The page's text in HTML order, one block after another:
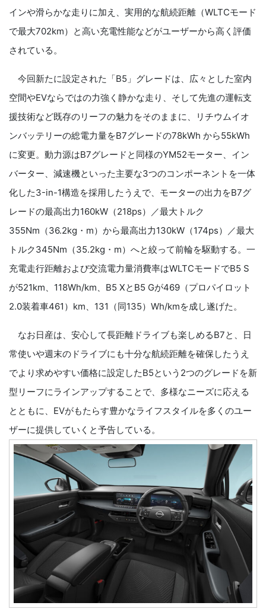
インや滑らかな走りに加え、実用的な航続距離（WLTCモード
で最大702km）と高い充電性能などがユーザーから高く評価
されている。
今回新たに設定された「B5」グレードは、広々とした室内
空間やEVならではの力強く静かな走り、そして先進の運転支
援技術など既存のリーフの魅力をそのままに、リチウムイオ
ンバッテリーの総電力量をB7グレードの78kWh から55kWh
に変更。動力源はB7グレードと同様のYM52モーター、イン
バーター、減速機といった主要な3つのコンポーネントを一体
化した3-in-1構造を採用したうえで、モーターの出力をB7グ
レードの最高出力160kW（218ps）／最大トルク
355Nm（36.2kg・m）から最高出力130kW（174ps）／最大
トルク345Nm（35.2kg・m）へと絞って前輪を駆動する。一
充電走行距離および交流電力量消費率はWLTCモードでB5 S
が521km、118Wh/km、B5 XとB5 Gが469（プロパイロット
2.0装着車461）km、131（同135）Wh/kmを成し遂げた。
なお日産は、安心して長距離ドライブも楽しめるB7と、日
常使いや週末のドライブにも十分な航続距離を確保したうえ
でより求めやすい価格に設定したB5という2つのグレードを新
型リーフにラインアップすることで、多様なニーズに応える
とともに、EVがもたらす豊かなライフスタイルを多くのユー
ザーに提供していくと予告している。